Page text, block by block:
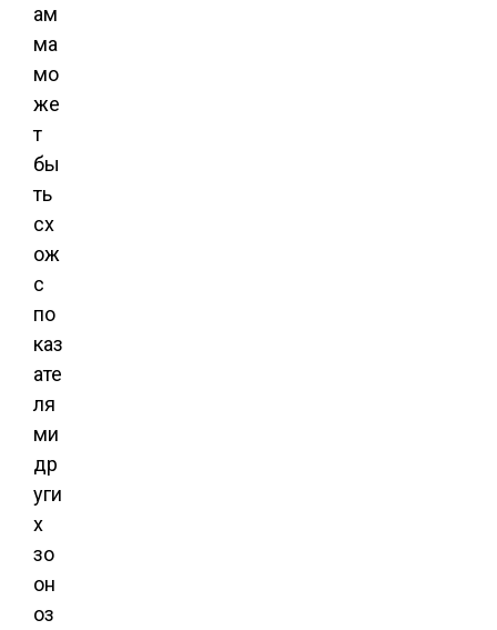
ам
ма
мо
же
т
бы
ть
сх
ож
с
по
каз
ате
ля
ми
др
уги
х
зо
он
оз